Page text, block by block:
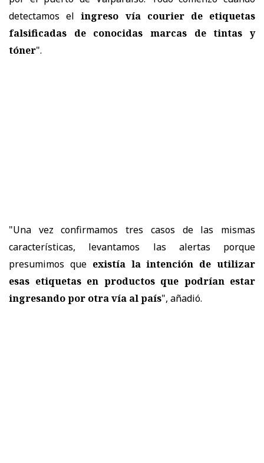
detectamos elingreso vía courier de etiquetas
falsificadas de conocidas marcas de tintas y
tóner".
"Una vez confirmamos tres casos de las mismas
características, levantamos las alertas porque
presumimos que existía la intención de utilizar
esas etiquetas en productos que podrían estar
ingresando por otra vía al país", añadió.